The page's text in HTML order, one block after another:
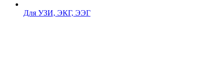
Для УЗИ, ЭКГ, ЭЭГ